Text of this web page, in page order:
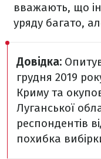
вважають, що
уряду багато,
Довідка:
грудня 2019
Криму та
Луганської
респондентів
похибка